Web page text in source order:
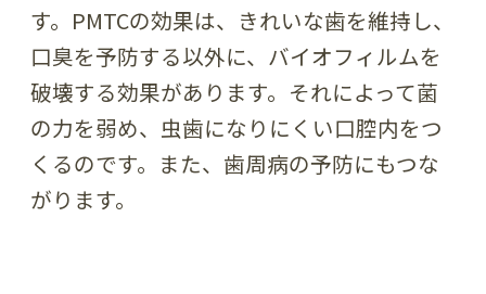
す。PMTCの効果は、きれいな歯を維持し、
口臭を予防する以外に、バイオフィルムを
破壊する効果があります。それによって菌
の力を弱め、虫歯になりにくい口腔内をつ
くるのです。また、歯周病の予防にもつな
がります。